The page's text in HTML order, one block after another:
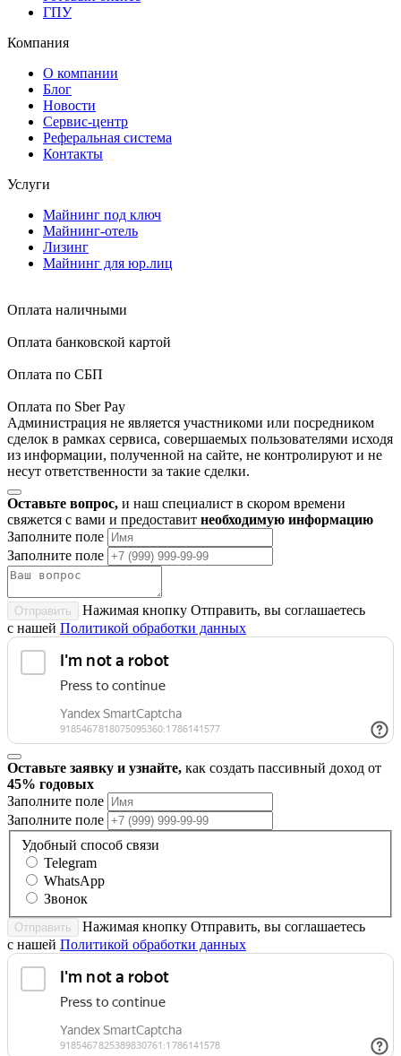
ГПУ
Компания
О компании
Блог
Новости
Сервис-центр
Реферальная система
Контакты
Услуги
Майнинг под ключ
Майнинг-отель
Лизинг
Майнинг для юр.лиц
Оплата наличными
Оплата банковской картой
Оплата по СБП
Оплата по Sber Pay
Администрация не является участникоми или посредником
сделок в рамках сервиса, совершаемых пользователями исходя
из информации, полученной на сайте, не контролируют и не
несут ответственности за такие сделки.
Оставьте вопрос, и наш специалист в скором времени
свяжется с вами и предоставит необходимую информацию
Заполните поле
Заполните поле
Отправить
Нажимая кнопку Отправить, вы соглашаетесь
с нашей Политикой обработки данных
Оставьте заявку и узнайте, как создать пассивный доход от
45% годовых
Заполните поле
Заполните поле
Удобный способ связи
Telegram
WhatsApp
Звонок
Отправить
Нажимая кнопку Отправить, вы соглашаетесь
с нашей Политикой обработки данных